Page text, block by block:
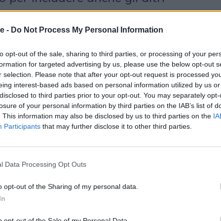
- Do Not Process My Personal Information
opt-out of the sale, sharing to third parties, or processing of your
for targeted advertising by us, please use the below opt-out
selection. Please note that after your opt-out request is processed
interest-based ads based on personal information utilized by us
to third parties prior to your opt-out. You may separately
of your personal information by third parties on the IAB’s list of
This information may also be disclosed by us to third parties on the
Participants that may further disclose it to other third parties.
Data Processing Opt Outs
opt-out of the Sharing of my personal data.
brand americano, con un
in 350 milioni di dollari;
acquisito nel 2022, valutato 46
dichiarato da Deliveroo è
coerenza nella pianificazione,
dei media a livello globale,
l’attenzione sulle sfumature
Attualmente, l’incarico per
nel 2020. La società opera in
tra cui Regno Unito, Francia,
stimabile in 15 milioni di euro),